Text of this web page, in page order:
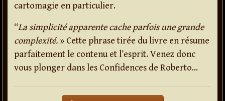
cartomagie en particulier.
“La simplicité apparente cache parfois une grande
complexité. » Cette phrase tirée du livre en résume
parfaitement le contenu et l’esprit. Venez donc
vous plonger dans les Confidences de Roberto…